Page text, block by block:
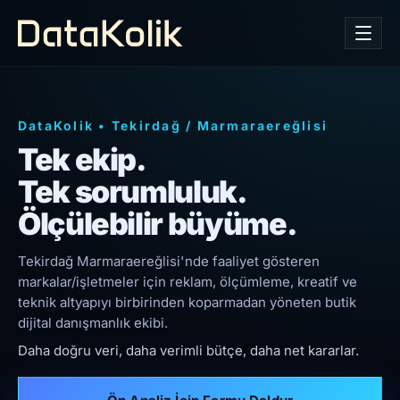
DataKolik • Tekirdağ / Marmaraereğlisi
Tek ekip.
Tek sorumluluk.
Ölçülebilir büyüme.
Tekirdağ Marmaraereğlisi'nde faaliyet gösteren
markalar/işletmeler için reklam, ölçümleme, kreatif ve
teknik altyapıyı birbirinden koparmadan yöneten butik
dijital danışmanlık ekibi.
Daha doğru veri, daha verimli bütçe, daha net kararlar.